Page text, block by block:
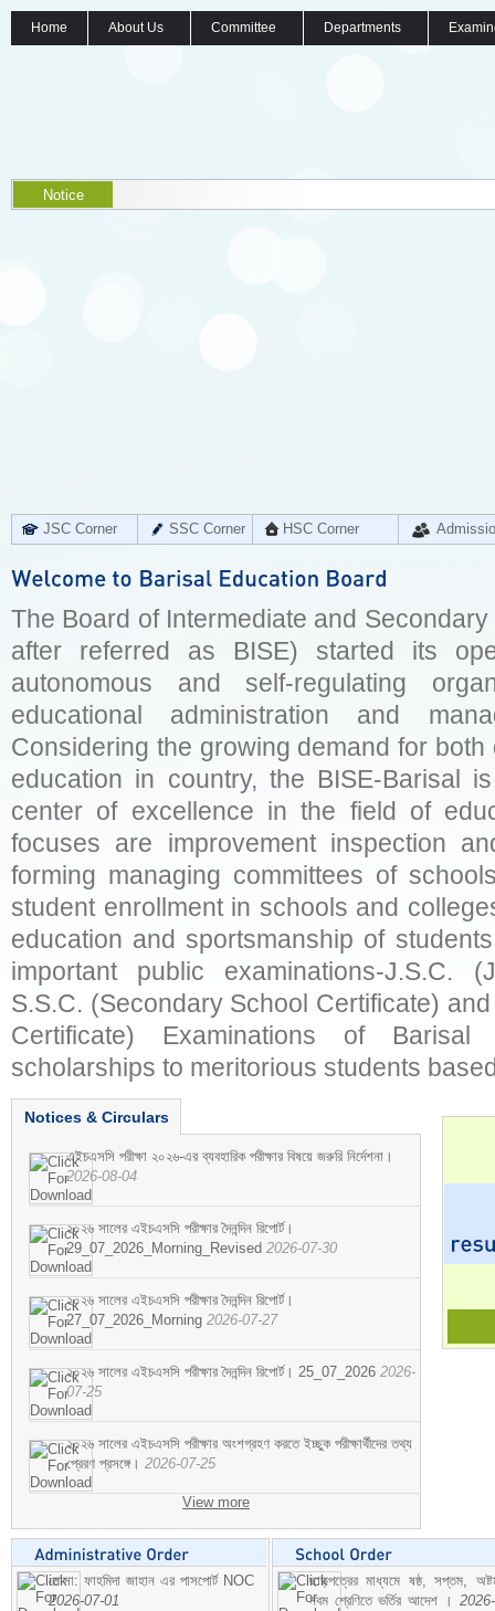
Home About Us Committee Departments
Notice
JSC Corner SSC Corner HSC Corner
The Board of Intermediate and
after referred as BISE) started its
autonomous and self-regulating
educational administration and
Considering the growing demand for
education in country, the BISE-Barisal
center of excellence in the field of
focuses are improvement inspection
forming managing committees of
student enrollment in schools and
education and sportsmanship of
important public examinations-J.S.C.
S.S.C. (Secondary School Certificate)
Certificate) Examinations of
scholarships to meritorious students
Notices & Circulars
এইচএসসি পরীক্ষা ২০২৬-এর ব্যবহারিক পরীক্ষার বিষয়ে জরুরি নির্দেশনা।
2026-08-04
২০২৬ সালের এইচএসসি পরীক্ষার দৈনন্দিন রিপোর্ট।
29_07_2026_Morning_Revised 2026-07-30
২০২৬ সালের এইচএসসি পরীক্ষার দৈনন্দিন রিপোর্ট।
27_07_2026_Morning 2026-07-27
২০২৬ সালের এইচএসসি পরীক্ষার দৈনন্দিন রিপোর্ট। 25_07_2026 2026-
07-25
২০২৬ সালের এইচএসসি পরীক্ষার অংশগ্রহণ করতে ইচ্ছুক পরীক্ষার্থীদের তথ্য
প্রেরণ প্রসঙ্গে। 2026-07-25
View more
মোসা: ফাহমিদা জাহান এর পাসপোর্ট NOC
2026-07-01
ছাড়পত্রের মাধ্যমে ষষ্ঠ, সপ্তম,
নবম শ্রেণিতে ভর্তির আদেশ ।